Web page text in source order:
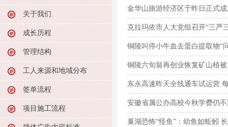
关于我们
成长历程
管理结构
工人来源和地域分布
签单流程
项目施工流程
金华山旅游经济区于昨日正式
克拉玛依市人大党组召开“三严
铜陵叫停小牛血去蛋白提取物“
铜陵六旬翁再创业恢复矿山植
东永高速昨天全线通车试运营
安徽省属公办高校今秋学费仍
巢湖恐怖“怪鱼”：幼鱼如蚯蚓